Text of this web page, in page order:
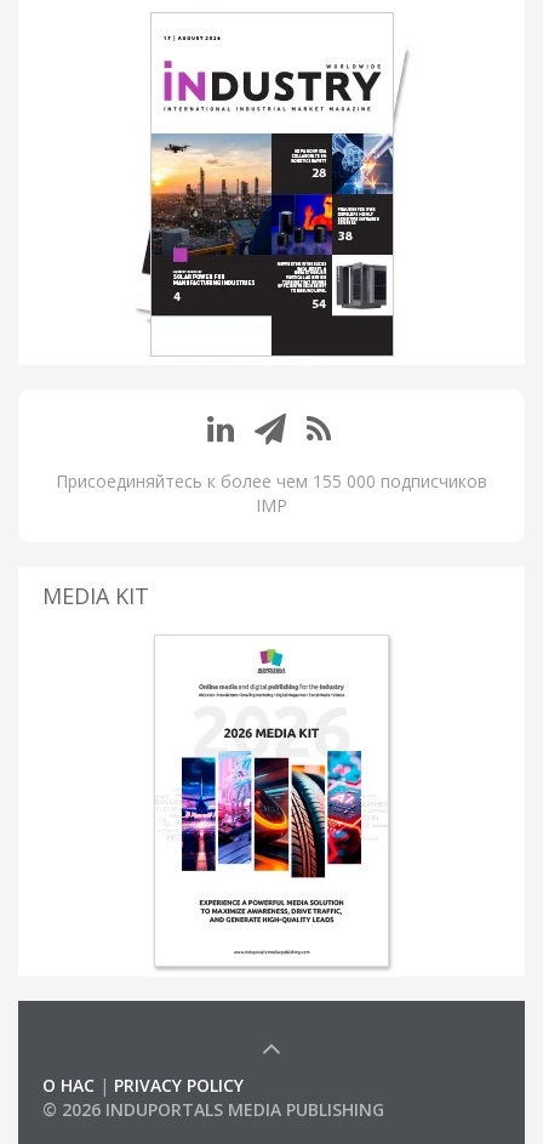
Присоединяйтесь к более чем 155 000 подписчиков
IMP
MEDIA KIT
О НАС | PRIVACY POLICY
© 2026 INDUPORTALS MEDIA PUBLISHING